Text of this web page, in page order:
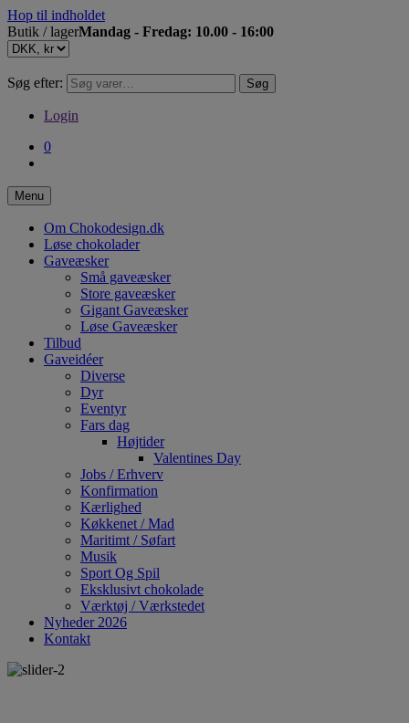
Hop til indholdet
Butik / lagerMandag - Fredag: 10.00 - 16:00
Søg efter: Søg
Login
0
Menu
Om Chokodesign.dk
Løse chokolader
Gaveæsker
Små gaveæsker
Store gaveæsker
Gigant Gaveæsker
Løse Gaveæsker
Tilbud
Gaveidéer
Diverse
Dyr
Eventyr
Fars dag
Højtider
Valentines Day
Jobs / Erhverv
Konfirmation
Kærlighed
Køkkenet / Mad
Maritimt / Søfart
Musik
Sport Og Spil
Eksklusivt chokolade
Værktøj / Værkstedet
Nyheder 2026
Kontakt